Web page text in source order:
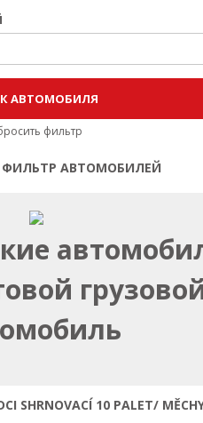
фильтр
АВТОМОБИЛЕЙ
Открыть | Закрыть фильтр
SHRNOVACÍ 10 PALET/